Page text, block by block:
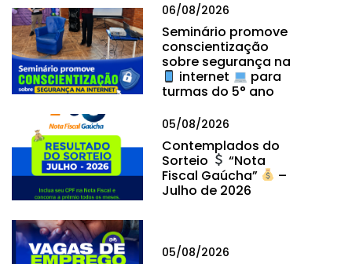
06/08/2026
Seminário promove
conscientização
sobre segurança na
internet
para
turmas do 5° ano
05/08/2026
Contemplados do
Sorteio
“Nota
Fiscal Gaúcha”
–
Julho de 2026
05/08/2026